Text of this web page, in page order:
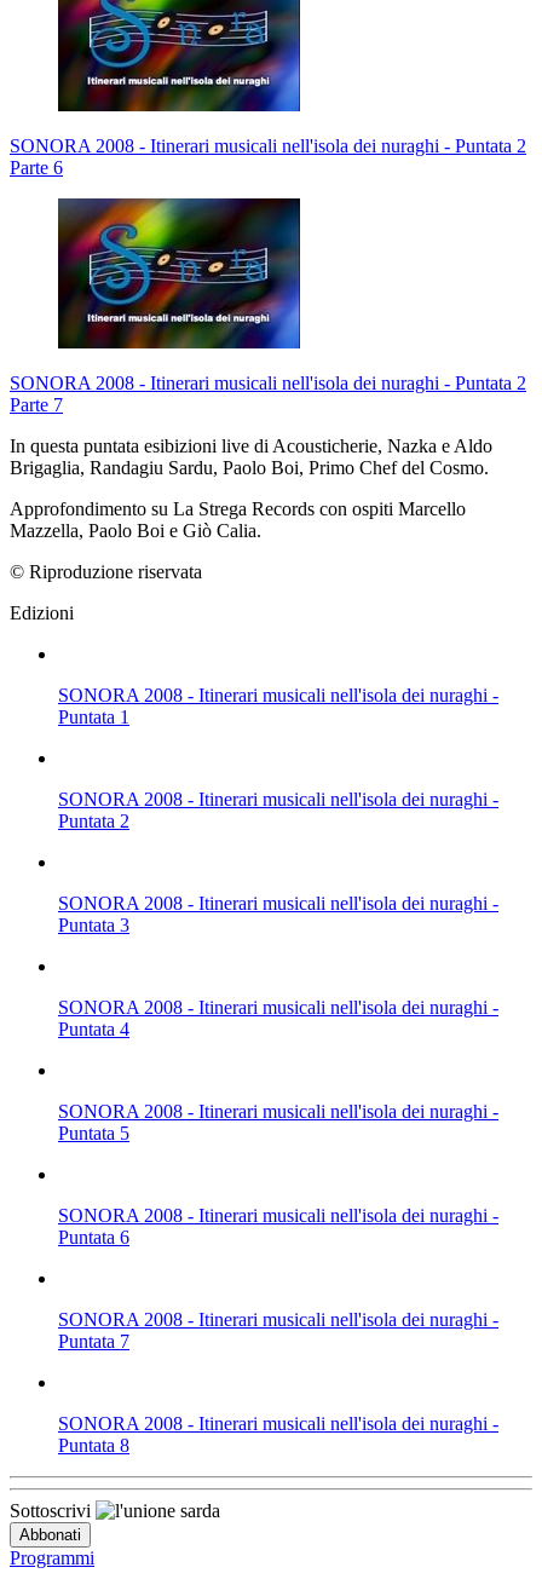
SONORA 2008 - Itinerari musicali nell'isola dei nuraghi - Puntata 2
Parte 6
SONORA 2008 - Itinerari musicali nell'isola dei nuraghi - Puntata 2
Parte 7
In questa puntata esibizioni live di Acousticherie, Nazka e Aldo
Brigaglia, Randagiu Sardu, Paolo Boi, Primo Chef del Cosmo.
Approfondimento su La Strega Records con ospiti Marcello
Mazzella, Paolo Boi e Giò Calia.
© Riproduzione riservata
Edizioni
SONORA 2008 - Itinerari musicali nell'isola dei nuraghi -
Puntata 1
SONORA 2008 - Itinerari musicali nell'isola dei nuraghi -
Puntata 2
SONORA 2008 - Itinerari musicali nell'isola dei nuraghi -
Puntata 3
SONORA 2008 - Itinerari musicali nell'isola dei nuraghi -
Puntata 4
SONORA 2008 - Itinerari musicali nell'isola dei nuraghi -
Puntata 5
SONORA 2008 - Itinerari musicali nell'isola dei nuraghi -
Puntata 6
SONORA 2008 - Itinerari musicali nell'isola dei nuraghi -
Puntata 7
SONORA 2008 - Itinerari musicali nell'isola dei nuraghi -
Puntata 8
Sottoscrivi
Programmi